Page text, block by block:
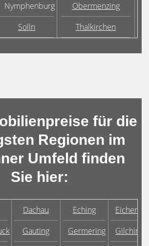
Nymphenburg
Obermenzing
Solln Thalkirchen
für die
Regionen im
Umfeld finden
Sie hier:
Dachau Eching
Eichenau
Gauting Germering
Gilching